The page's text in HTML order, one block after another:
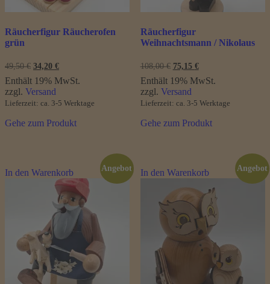
Räucherfigur Räucherofen
grün
49,50€ Ursprünglicher
Preis
war:
49,50 €
34,20 €Aktueller
Preis
ist:
Enthält 19% MwSt.
zzgl. Versand
Lieferzeit: ca. 3-5 Werktage
Gehe zum Produkt
Räucherfigur
Weihnachtsmann / Nikolaus
108,00€ Ursprünglicher
Preis
war:
108,00 €
75,15 €Aktueller
Preis
ist:
Enthält 19% MwSt.
zzgl. Versand
Lieferzeit: ca. 3-5 Werktage
Gehe zum Produkt
In den Warenkorb Angebot In den Warenkorb Angebot